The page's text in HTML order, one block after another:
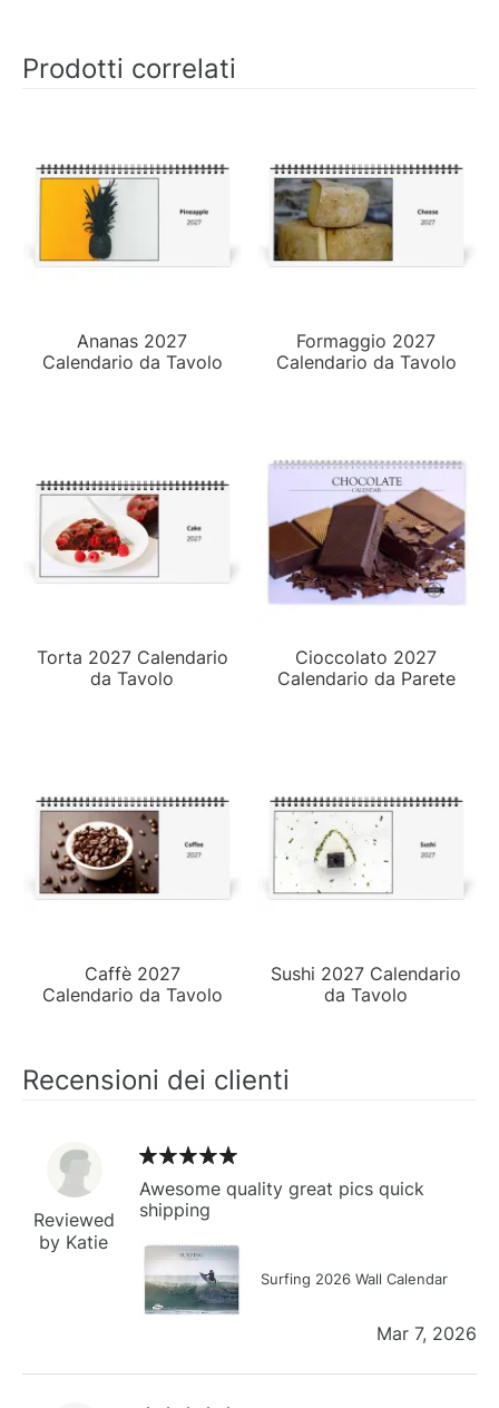
Prodotti correlati
Ananas 2027
Calendario da Tavolo
Formaggio 2027
Calendario da Tavolo
Torta 2027 Calendario
da Tavolo
Cioccolato 2027
Calendario da Parete
Caffè 2027
Calendario da Tavolo
Sushi 2027 Calendario
da Tavolo
Recensioni dei clienti
Reviewed
by Katie
Awesome quality great pics quick
shipping
Surfing 2026 Wall Calendar
Mar 7, 2026